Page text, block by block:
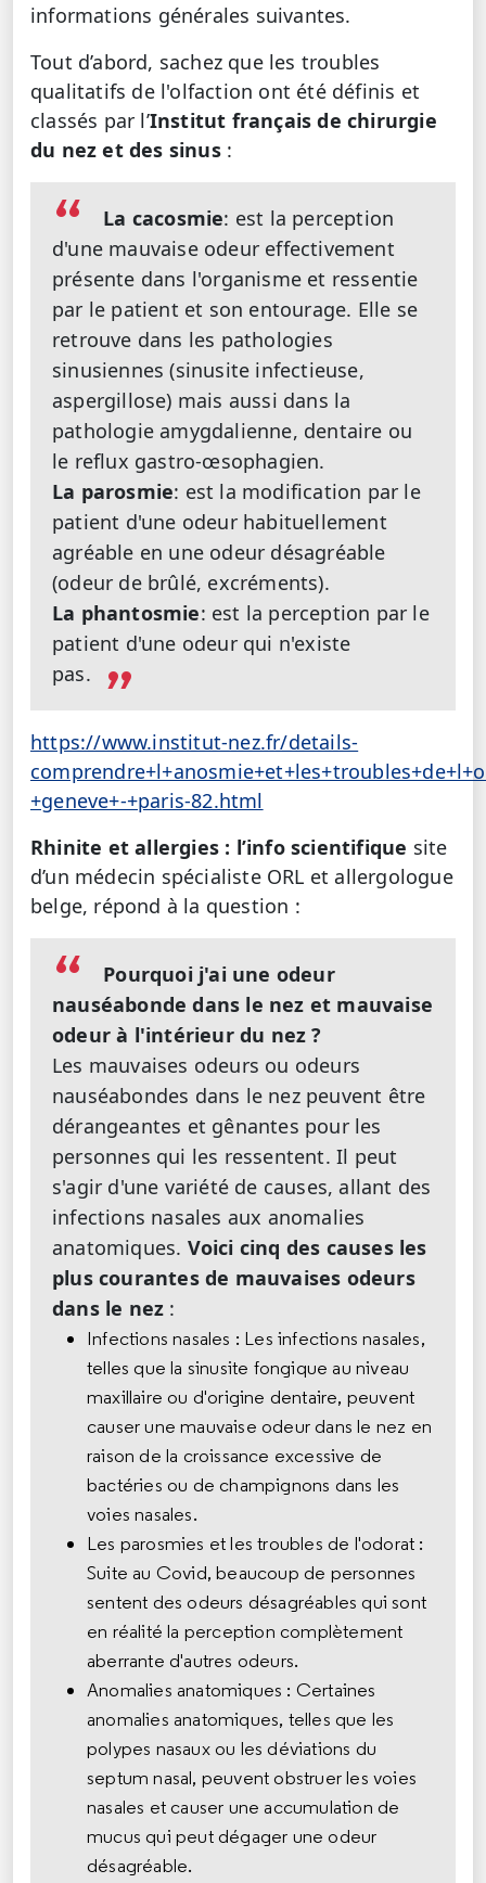
informations générales suivantes.
Tout d’abord, sachez que les troubles
qualitatifs de l'olfaction ont été définis et
classés par l’Institut français de chirurgie
du nez et des sinus:
La cacosmie: est la perception
d'une mauvaise odeur effectivement
présente dans l'organisme et ressentie
par le patient et son entourage. Elle se
retrouve dans les pathologies
sinusiennes (sinusite infectieuse,
aspergillose) mais aussi dans la
pathologie amygdalienne, dentaire ou
le reflux gastro-œsophagien.
La parosmie: est la modification par le
patient d'une odeur habituellement
agréable en une odeur désagréable
(odeur de brûlé, excréments).
La phantosmie: est la perception par le
patient d'une odeur qui n'existe
pas.
https://www.institut-nez.fr/details-
+geneve+-+paris-82.html
Rhinite et allergies : l’info scientifique site
d’un médecin spécialiste ORL et allergologue
belge, répond à la question :
Pourquoi j'ai une odeur
nauséabonde dans le nez et mauvaise
odeur à l'intérieur du nez ?
Les mauvaises odeurs ou odeurs
nauséabondes dans le nez peuvent être
dérangeantes et gênantes pour les
personnes qui les ressentent. Il peut
s'agir d'une variété de causes, allant des
infections nasales aux anomalies
anatomiques. Voici cinq des causes les
plus courantes de mauvaises odeurs
dans le nez :
Infections nasales : Les infections nasales,
telles que la sinusite fongique au niveau
maxillaire ou d'origine dentaire, peuvent
causer une mauvaise odeur dans le nez en
raison de la croissance excessive de
bactéries ou de champignons dans les
voies nasales.
Les parosmies et les troubles de l'odorat :
Suite au Covid, beaucoup de personnes
sentent des odeurs désagréables qui sont
en réalité la perception complètement
aberrante d'autres odeurs.
Anomalies anatomiques : Certaines
anomalies anatomiques, telles que les
polypes nasaux ou les déviations du
septum nasal, peuvent obstruer les voies
nasales et causer une accumulation de
mucus qui peut dégager une odeur
désagréable.